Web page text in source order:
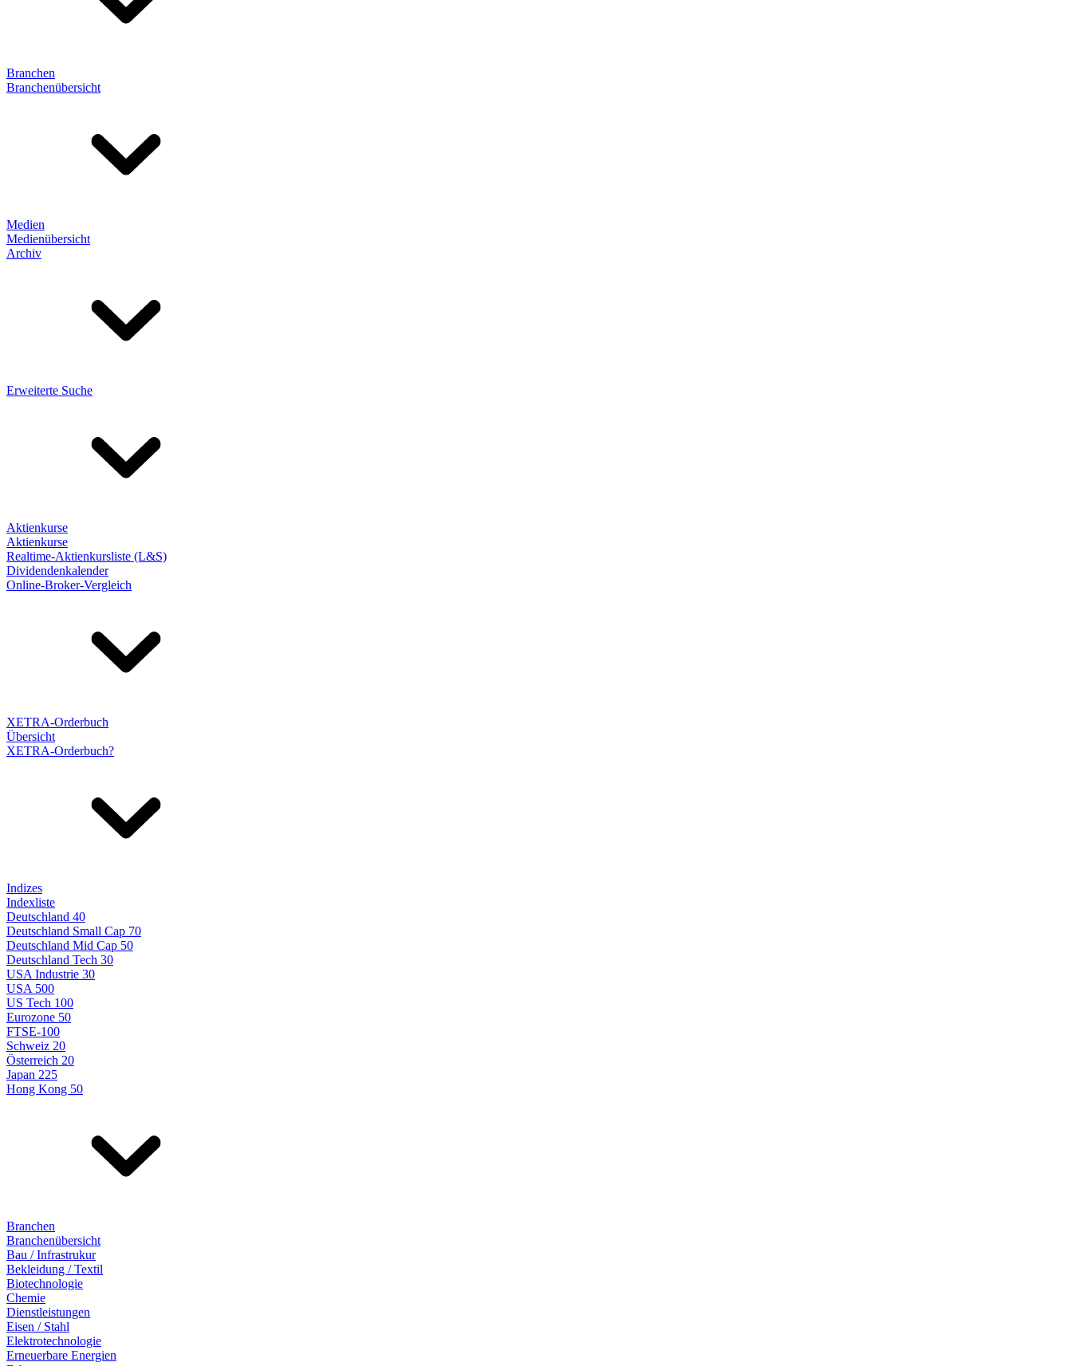
Branchen
Branchenübersicht
Medien
Medienübersicht
Archiv
Erweiterte Suche
Aktienkurse
Aktienkurse
Realtime-Aktienkursliste (L&S)
Dividendenkalender
Online-Broker-Vergleich
XETRA-Orderbuch
Übersicht
XETRA-Orderbuch?
Indizes
Indexliste
Deutschland 40
Deutschland Small Cap 70
Deutschland Mid Cap 50
Deutschland Tech 30
USA Industrie 30
USA 500
US Tech 100
Eurozone 50
FTSE-100
Schweiz 20
Österreich 20
Japan 225
Hong Kong 50
Branchen
Branchenübersicht
Bau / Infrastrukur
Bekleidung / Textil
Biotechnologie
Chemie
Dienstleistungen
Eisen / Stahl
Elektrotechnologie
Erneuerbare Energien